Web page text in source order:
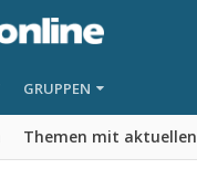
Themen mit
GRUPPEN